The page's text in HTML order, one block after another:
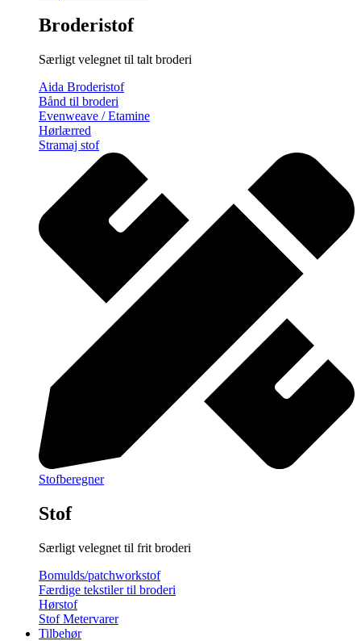
Broderistof
Særligt velegnet til talt broderi
Aida Broderistof
Bånd til broderi
Evenweave / Etamine
Hørlærred
Stramaj stof
Stofberegner
Stof
Særligt velegnet til frit broderi
Bomulds/patchworkstof
Færdige tekstiler til broderi
Hørstof
Stof Metervarer
Tilbehør